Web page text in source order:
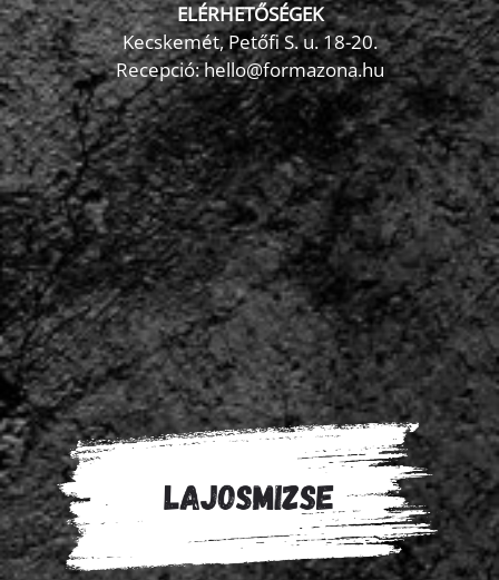
ELÉRHETŐSÉGEK
Kecskemét, Petőfi S. u. 18-20.
Recepció: hello@formazona.hu